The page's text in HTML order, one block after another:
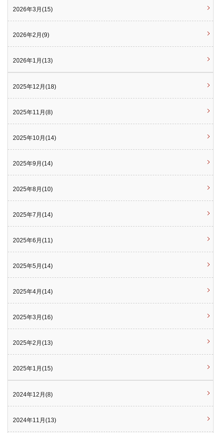
2026年3月(15)
2026年2月(9)
2026年1月(13)
2025年12月(18)
2025年11月(8)
2025年10月(14)
2025年9月(14)
2025年8月(10)
2025年7月(14)
2025年6月(11)
2025年5月(14)
2025年4月(14)
2025年3月(16)
2025年2月(13)
2025年1月(15)
2024年12月(8)
2024年11月(13)